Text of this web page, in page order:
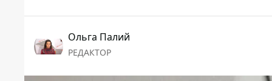
Ольга Палий
РЕДАКТОР